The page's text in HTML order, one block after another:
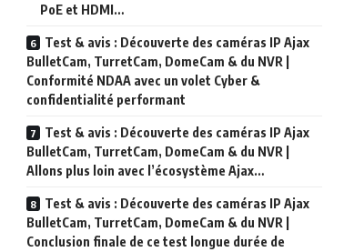
PoE et HDMI…
Test & avis : Découverte des caméras IP Ajax
BulletCam, TurretCam, DomeCam & du NVR |
Conformité NDAA avec un volet Cyber &
confidentialité performant
Test & avis : Découverte des caméras IP Ajax
BulletCam, TurretCam, DomeCam & du NVR |
Allons plus loin avec l’écosystème Ajax…
Test & avis : Découverte des caméras IP Ajax
BulletCam, TurretCam, DomeCam & du NVR |
Conclusion finale de ce test longue durée de